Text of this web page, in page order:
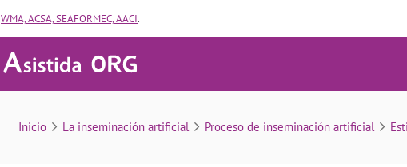
WMA, ACSA, SEAFORMEC, AACI.
¿Cuáles son los fármacos para la estimulación ovárica en IA y FIV?
787
Inicio La inseminación artificial Proceso de inseminación artificial